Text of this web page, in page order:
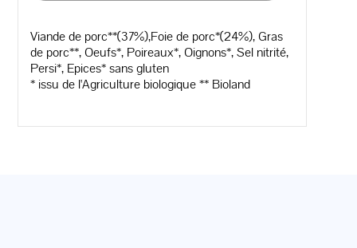
Viande de porc**(37%),Foie de porc*(24%), Gras
de porc**, Oeufs*, Poireaux*, Oignons*, Sel nitrité,
Persi*, Epices* sans gluten
* issu de l'Agriculture biologique ** Bioland